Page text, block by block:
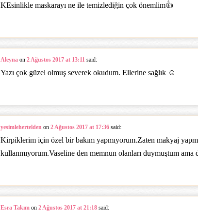
KEsinlikle maskarayı ne ile temizlediğin çok önemlim👍
Aleyna on 2 Ağustos 2017 at 13:11 said:
Yazı çok güzel olmuş severek okudum. Ellerine sağlık ☺️
yesimlehertelden on 2 Ağustos 2017 at 17:36 said:
Kirpiklerim için özel bir bakım yapmıyorum.Zaten makyaj
kullanmıyorum.Vaseline den memnun olanları duymuştum ama
Esra Takım on 2 Ağustos 2017 at 21:18 said: